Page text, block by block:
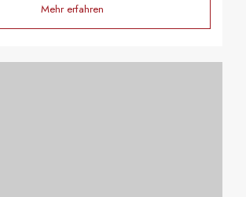
Mehr erfahren